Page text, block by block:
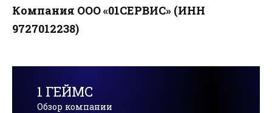
Компания ООО «01СЕРВИС» (ИНН
9727012238)
1 ГЕЙМС
Обзор компании